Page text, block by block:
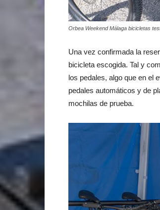
Orbea Weekend Málaga bicicletas
Una vez confirmada la
bicicleta escogida. Tal y
los pedales, algo que en el
pedales automáticos y de
mochilas de prueba.